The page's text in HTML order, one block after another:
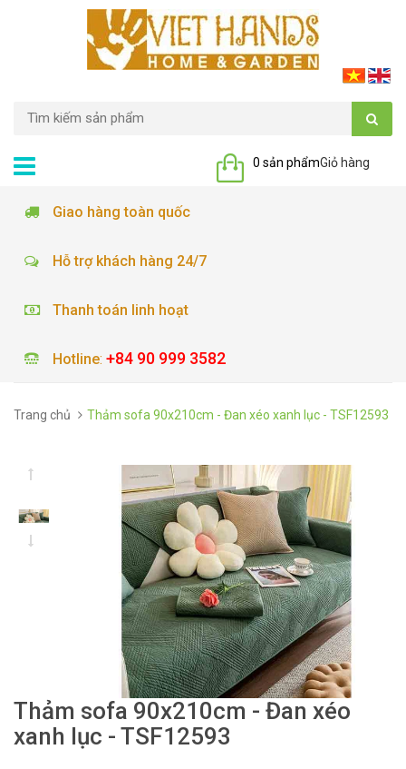
Giỏ hàng
0 sản phẩm
Giao hàng toàn quốc
Hỗ trợ khách hàng 24/7
Thanh toán linh hoạt
Hotline: +84 90 999 3582
Trang chủ Thảm sofa 90x210cm - Đan xéo xanh lục - TSF12593
Thảm sofa 90x210cm - Đan xéo
xanh lục - TSF12593